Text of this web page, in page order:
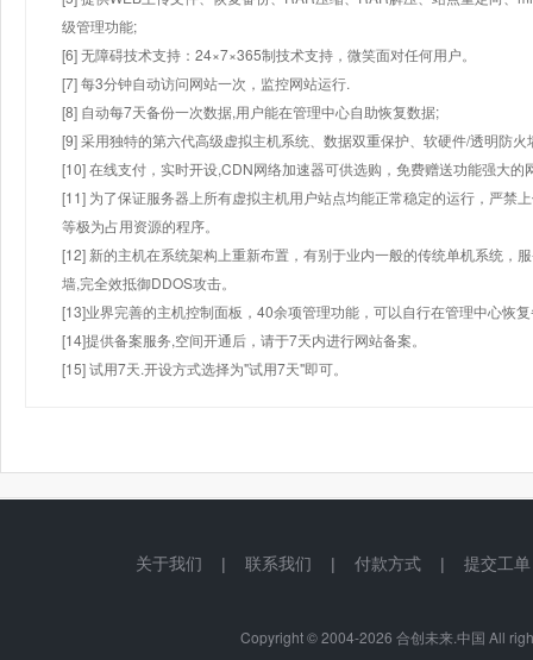
级管理功能;
[6] 无障碍技术支持：24×7×365制技术支持，微笑面对任何用户。
[7] 每3分钟自动访问网站一次，监控网站运行.
[8] 自动每7天备份一次数据,用户能在管理中心自助恢复数据;
[9] 采用独特的第六代高级虚拟主机系统、数据双重保护、软硬件/透明防火
[10] 在线支付，实时开设,CDN网络加速器可供选购，免费赠送功能强大
[11] 为了保证服务器上所有虚拟主机用户站点均能正常稳定的运行，严禁
等极为占用资源的程序。
[12] 新的主机在系统架构上重新布置，有别于业内一般的传统单机系统，
墙,完全效抵御DDOS攻击。
[13]业界完善的主机控制面板，40余项管理功能，可以自行在管理中心恢
[14]提供备案服务,空间开通后，请于7天内进行网站备案。
[15] 试用7天.开设方式选择为"试用7天"即可。
关于我们 | 联系我们 | 付款方式 | 提交工单
Copyright © 2004-2026 合创未来.中国 All